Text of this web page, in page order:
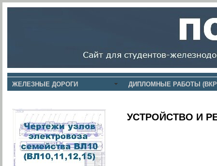
ЖЕЛЕЗНЫЕ ДОРОГИ ДИПЛОМНЫЕ РАБОТЫ
УСТРОЙСТВО И